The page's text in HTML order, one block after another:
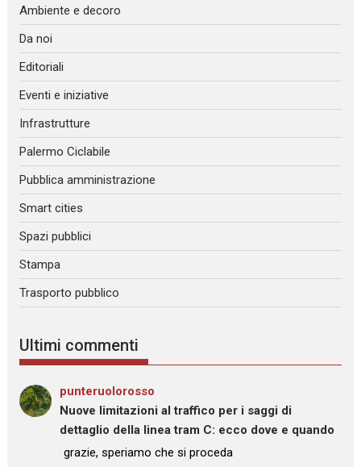
Ambiente e decoro
Da noi
Editoriali
Eventi e iniziative
Infrastrutture
Palermo Ciclabile
Pubblica amministrazione
Smart cities
Spazi pubblici
Stampa
Trasporto pubblico
Ultimi commenti
punteruolorosso
Nuove limitazioni al traffico per i saggi di
dettaglio della linea tram C: ecco dove e quando
: “
grazie, speriamo che si proceda
”